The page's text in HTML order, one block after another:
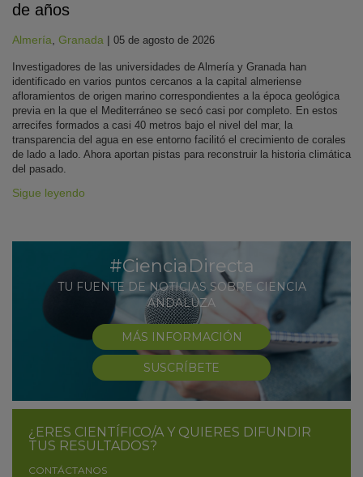
de años
Almería Granada | 05 de agosto de 2026
Investigadores de las universidades de Almería y Granada han
identificado en varios puntos cercanos a la capital almeriense
afloramientos de origen marino correspondientes a la época geológica
previa en la que el Mediterráneo se secó casi por completo. En estos
arrecifes formados a casi 40 metros bajo el nivel del mar, la
transparencia del agua en ese entorno facilitó el crecimiento de corales
de lado a lado. Ahora aportan pistas para reconstruir la historia climática
del pasado.
Sigue leyendo
#CienciaDirecta
TU FUENTE DE NOTICIAS SOBRE CIENCIA
ANDALUZA
MÁS INFORMACIÓN
SUSCRÍBETE
¿ERES CIENTÍFICO/A Y QUIERES DIFUNDIR
TUS RESULTADOS?
CONTÁCTANOS